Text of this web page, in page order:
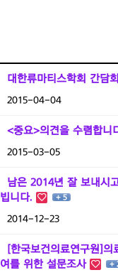
지역모임
임원진공간
대한류마티스학회 간담
2015-04-04
<중요>의견을 수렴합니
2015-03-05
남은 2014년 잘 보내시
빕니다.
+ 5
2014-12-23
[한국보건의료연구원]
여를 위한 설문조사
+